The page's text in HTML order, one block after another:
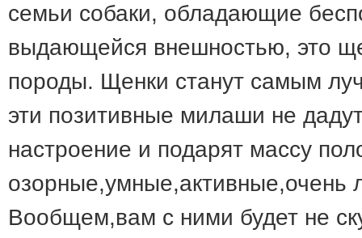
семьи собаки, обладающие
выдающейся внешностью, это
породы. Щенки станут самым
эти позитивные милаши не
настроение и подарят массу
озорные,умные,активные,очень
Вообщем,вам с ними будет не